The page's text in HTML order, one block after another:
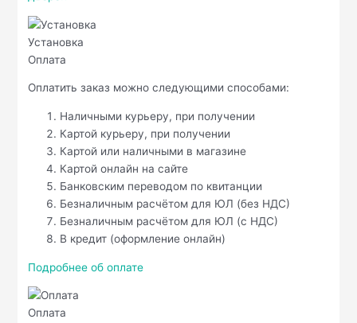
Установка
Оплата
Оплатить заказ можно следующими способами:
Наличными курьеру, при получении
Картой курьеру, при получении
Картой или наличными в магазине
Картой онлайн на сайте
Банковским переводом по квитанции
Безналичным расчётом для ЮЛ (без НДС)
Безналичным расчётом для ЮЛ (с НДС)
В кредит (оформление онлайн)
Подробнее об оплате
Оплата